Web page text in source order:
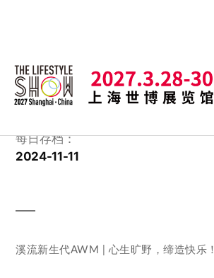
每日存档：
2024-11-11
溪流新生代AWM | 心生旷野，缔造快乐！